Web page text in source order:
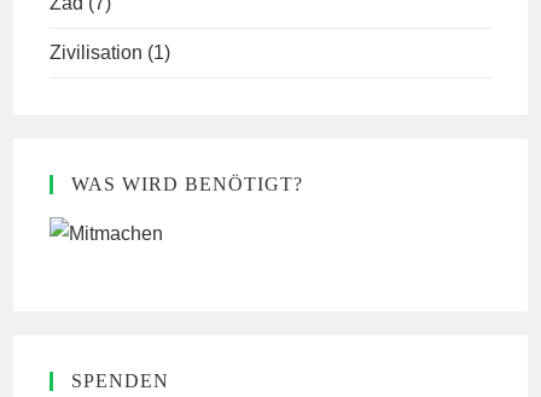
Zivilisation (1)
WAS WIRD BENÖTIGT?
SPENDEN